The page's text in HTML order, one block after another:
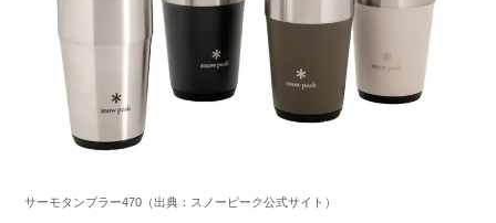
サーモタンブラー470（出典：スノーピーク公式サイト）